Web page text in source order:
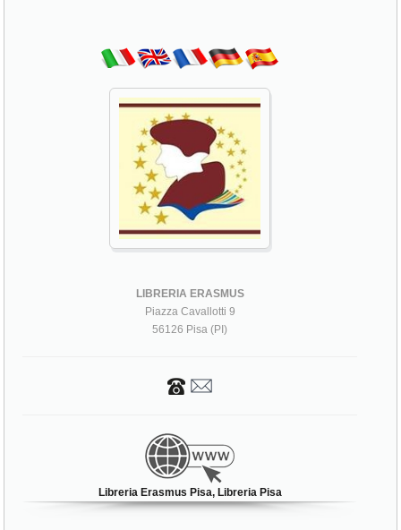
LIBRERIA ERASMUS
Piazza Cavallotti 9
56126 Pisa (PI)
Libreria Erasmus Pisa, Libreria Pisa